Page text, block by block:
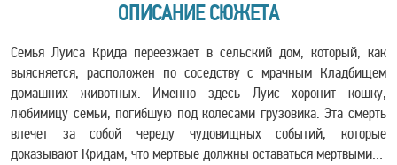
ОПИСАНИЕ СЮЖЕТА
Семья Луиса Крида переезжает в сельский дом, который, как
выясняется, расположен по соседству с мрачным Кладбищем
домашних животных. Именно здесь Луис хоронит кошку,
любимицу семьи, погибшую под колесами грузовика. Эта смерть
влечет за собой череду чудовищных событий, которые
доказывают Кридам, что мертвые должны оставаться мертвыми…